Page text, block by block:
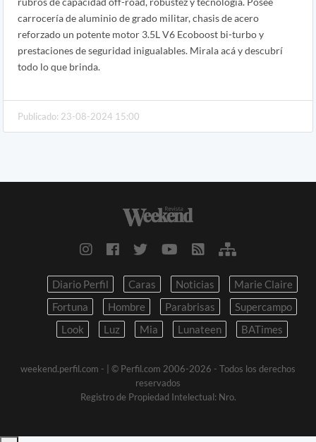
carrocería de aluminio de grado militar, chasis de acero
reforzado un potente motor 3.5L V6 Ecoboost bi-turbo y
prestaciones de seguridad inigualables. Mirala acá y descubrí
todo lo que brinda.
Publicado: 23-08-2024 15:00
Diario Perfil Caras Noticias
Marie Claire
Fortuna
Hombre Parabrisas
Supercampo
Look
Luz Mia Lunateen BATimes
weekend.perfil.com - | © Perfil.com 2006-2026 - Todos los derechos
reservados
Registro de Propiedad Intelectual: Nro.